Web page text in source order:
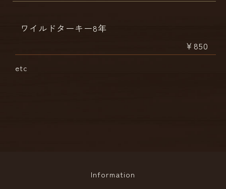
ワイルドターキー8年
￥850
etc
Information